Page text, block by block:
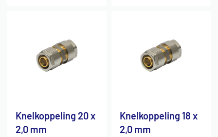
Knelkoppeling 20 x
2,0 mm
Knelkoppeling 18 x
2,0 mm